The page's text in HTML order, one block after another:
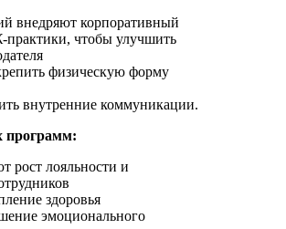
внедряют корпоративный
чтобы улучшить
физическую форму
внутренние коммуникации.
программ:
рост лояльности и
здоровья
эмоционального